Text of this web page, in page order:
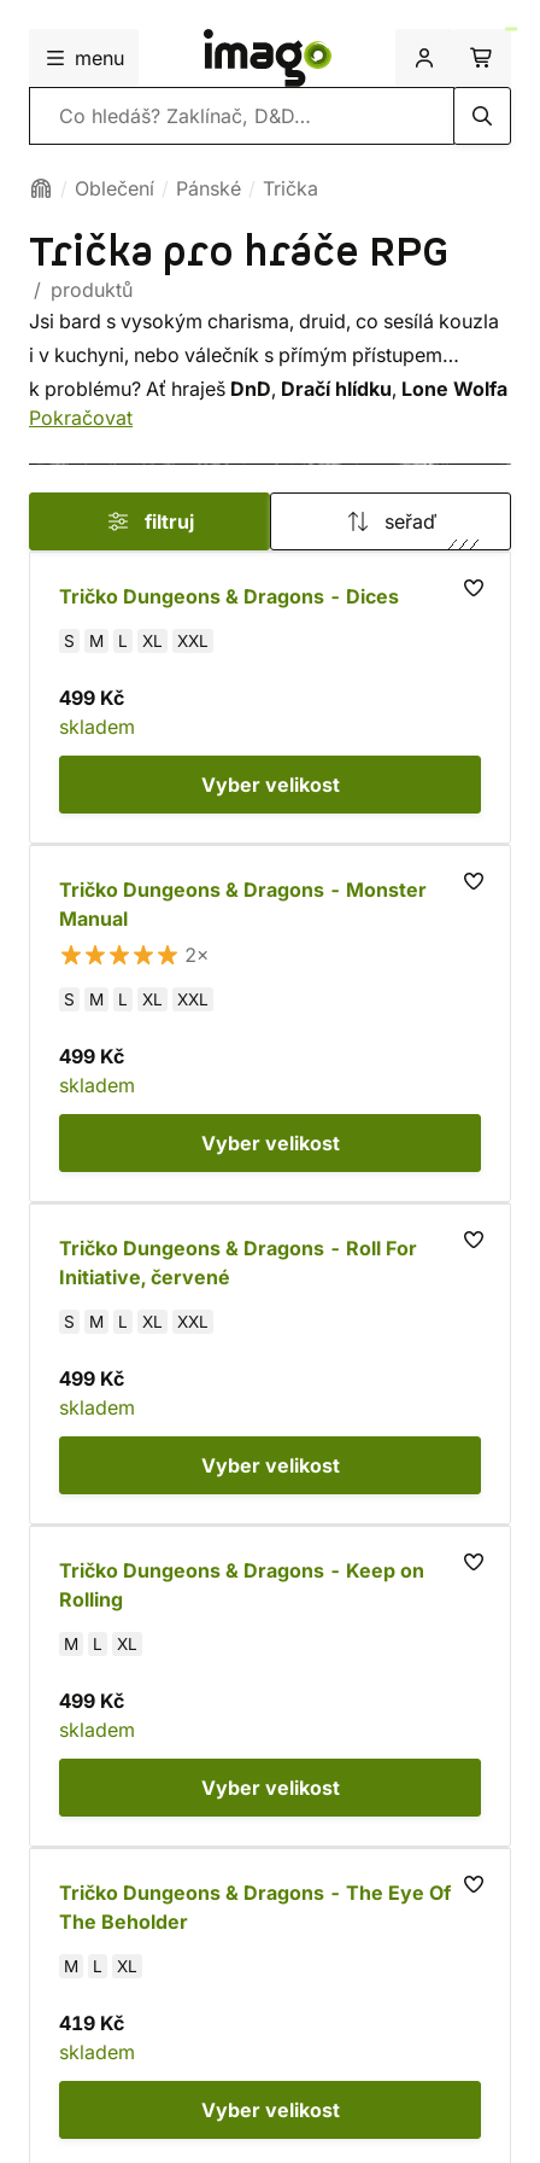
menu
Vyhledávání
Oblečení Pánské Trička
Trička pro hráče RPG
/ produktů
Jsi bard s vysokým charisma, druid, co sesílá kouzla
i v kuchyni, nebo válečník s přímým přístupem
k problému? Ať hraješ DnD, Dračí hlídku, Lone Wolfa
nebo vlastní homebrew, tady najdeš trička přesně pro
Pokračovat
filtruj seřaď
Tričko Dungeons & Dragons - Dices
S M L XL XXL
499 Kč
skladem
Vyber velikost
Tričko Dungeons & Dragons - Monster
Manual
2×
S M L XL XXL
499 Kč
skladem
Vyber velikost
Tričko Dungeons & Dragons - Roll For
Initiative, červené
S M L XL XXL
499 Kč
skladem
Vyber velikost
Tričko Dungeons & Dragons - Keep on
Rolling
M L XL
499 Kč
skladem
Vyber velikost
Tričko Dungeons & Dragons - The Eye Of
The Beholder
M L XL
419 Kč
skladem
Vyber velikost